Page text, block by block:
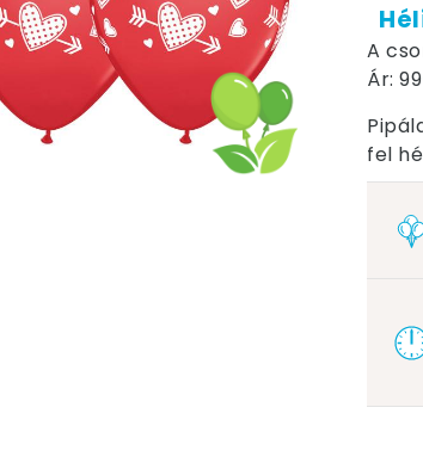
A
Ár:
fel